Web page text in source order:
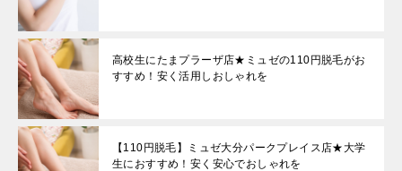
高校生にたまプラーザ店★ミュゼの110円脱毛がお
すすめ！安く活用しおしゃれを
【110円脱毛】ミュゼ大分パークプレイス店★大学
生におすすめ！安く安心でおしゃれを